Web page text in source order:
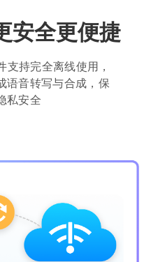
安全更便捷
支持完全离线使用，
语音转写与合成，保
私安全